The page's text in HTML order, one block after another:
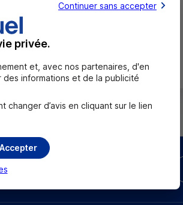
Continuer sans accepter
privée.
et, avec nos partenaires, d'en
informations et de la publicité
d’avis en cliquant sur le lien
Accepter